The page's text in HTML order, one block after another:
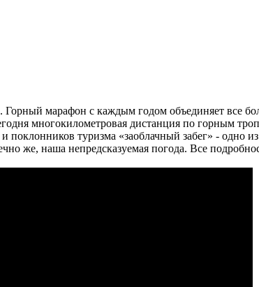
марафон с каждым годом объединяет все
многокилометровая дистанция по горным
туризма «заоблачный забег» - одно
наша непредсказуемая погода. Все